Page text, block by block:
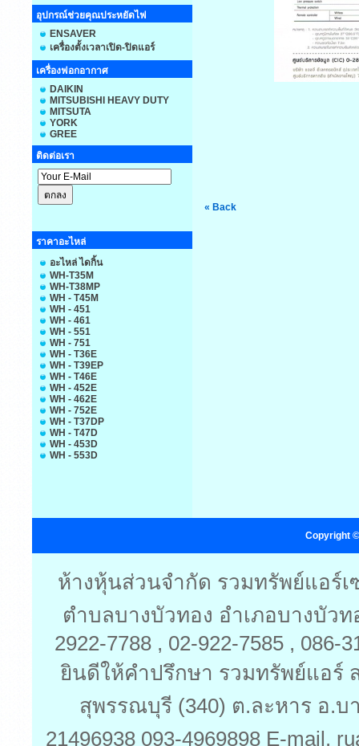
อุปกรณ์ช่วยคุณประหยัดไฟ
ENSAVER
เครื่องตั้งเวลาเปิด-ปิดแอร์
เครื่องฟอกอากาศ
DAIKIN
MITSUBISHI HEAVY DUTY
MITSUTA
YORK
GREE
ติดต่อเรา
ราคาอะไหล่
อะไหล่ ไดกิ้น
WH-T35M
WH-T38MP
WH - T45M
WH - 451
WH - 461
WH - 551
WH - 751
WH - T36E
WH - T39EP
WH - T46E
WH - 452E
WH - 462E
WH - 752E
WH - T37DP
WH - T47D
WH - 453D
WH - 553D
« Back
Copyright
ห้างหุ้นส่วนจำกัด รวมทรัพย์แอร์
ตำบลบางบัวทอง อำเภอบางบัวท
2922-7788 , 02-922-7585 , 086-
ยินดีให้คำปรึกษา รวมทรัพย์แอร์
สุพรรณบุรี (340) ต.ละหาร อ.บ
21496938 093-4969898 E-mail.